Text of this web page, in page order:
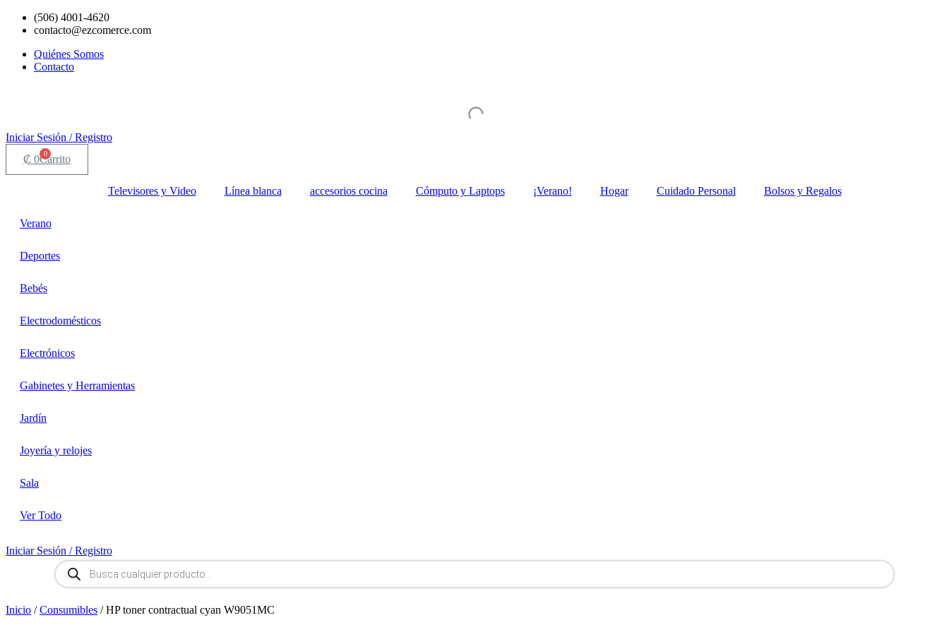
(506) 4001-4620
contacto@ezcomerce.com
Quiénes Somos
Contacto
Iniciar Sesión / Registro
₡ 0 0
Carrito
Televisores y Video Línea blanca accesorios cocina Cómputo y Laptops ¡Verano! Hogar Cuidado Personal Bolsos y Regalos
Verano
Deportes
Bebés
Electrodomésticos
Electrónicos
Gabinetes y Herramientas
Jardín
Joyería y relojes
Sala
Ver Todo
Iniciar Sesión / Registro
Búsqueda
de
productos
Inicio /Consumibles / HP toner contractual cyan W9051MC